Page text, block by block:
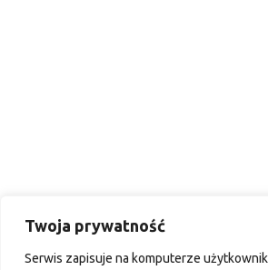
Twoja prywatność
Serwis zapisuje na komputerze